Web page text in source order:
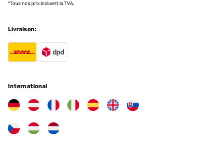
*Tous nos prix incluent la TVA.
Livraison:
International